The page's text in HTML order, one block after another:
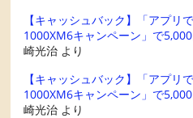
【キャッシュバック】「アプリ
1000XM6キャンペーン」で
崎光治 より
【キャッシュバック】「アプリ
1000XM6キャンペーン」で
崎光治 より